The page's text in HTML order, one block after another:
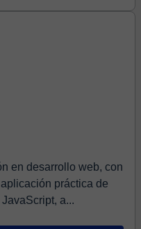
en desarrollo web, con
práctica de
a...